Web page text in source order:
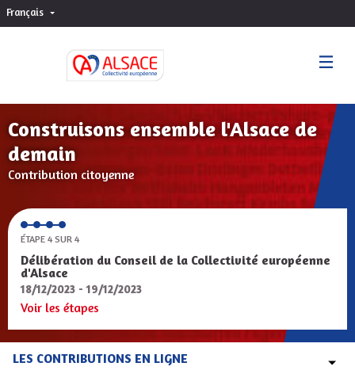
Français Choisir la langue
Construisons ensemble l'Alsace de
demain
Contribution citoyenne
ÉTAPE 4 SUR 4
Délibération du Conseil de la Collectivité européenne
d'Alsace
18/12/2023 - 19/12/2023
Voir les étapes
LES CONTRIBUTIONS EN LIGNE